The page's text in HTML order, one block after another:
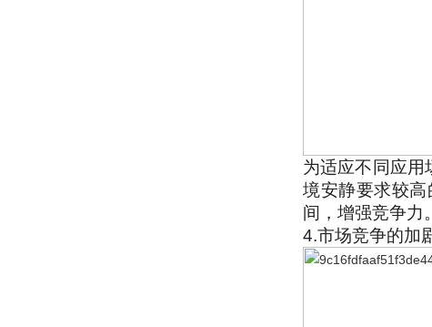
为适应不同应用
境安静要求较
间，增强竞争力。
4.市场竞争的加